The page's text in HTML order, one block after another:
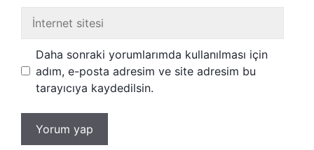
İnternet
sitesi
Daha sonraki yorumlarımda kullanılması için
adım, e-posta adresim ve site adresim bu
tarayıcıya kaydedilsin.